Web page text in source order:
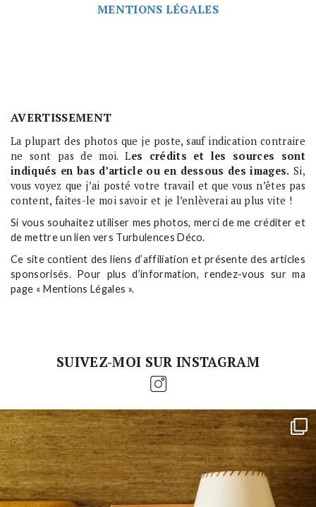
MENTIONS LÉGALES
AVERTISSEMENT
La plupart des photos que je poste, sauf indication contraire
ne sont pas de moi. Les crédits et les sources sont
indiqués en bas d’article ou en dessous des images. Si,
vous voyez que j’ai posté votre travail et que vous n’êtes pas
content, faites-le moi savoir et je l’enlèverai au plus vite !
Si vous souhaitez utiliser mes photos, merci de me créditer et
de mettre un lien vers Turbulences Déco.
Ce site contient des liens d’affiliation et présente des articles
sponsorisés. Pour plus d’information, rendez-vous sur ma
page « Mentions Légales ».
SUIVEZ-MOI SUR INSTAGRAM